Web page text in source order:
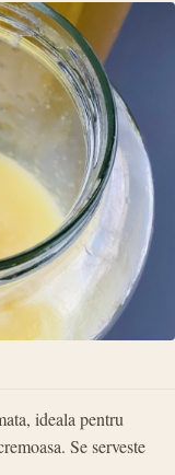
ideala pentru
Se serveste